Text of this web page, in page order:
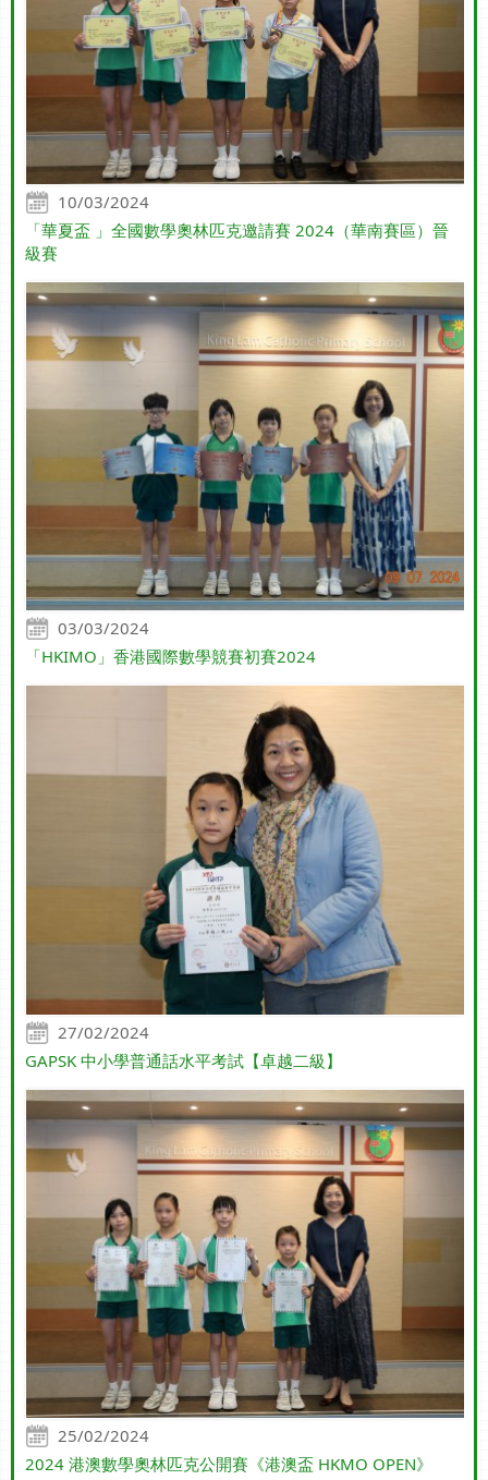
10/03/2024
「華夏盃 」全國數學奧林匹克邀請賽 2024（華南賽區）晉
級賽
03/03/2024
「HKIMO」香港國際數學競賽初賽2024
27/02/2024
GAPSK 中小學普通話水平考試【卓越二級】
25/02/2024
2024 港澳數學奧林匹克公開賽《港澳盃 HKMO OPEN》